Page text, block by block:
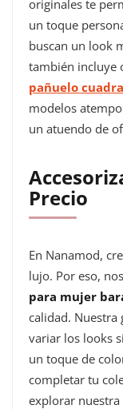
originales te
un toque
buscan un look
también incluye
pañuelo
modelos
un atuendo de
Precio
En Nanamod,
lujo. Por eso,
para mujer
calidad. Nuestra
variar los looks
un toque de
completar tu
explorar nuestra